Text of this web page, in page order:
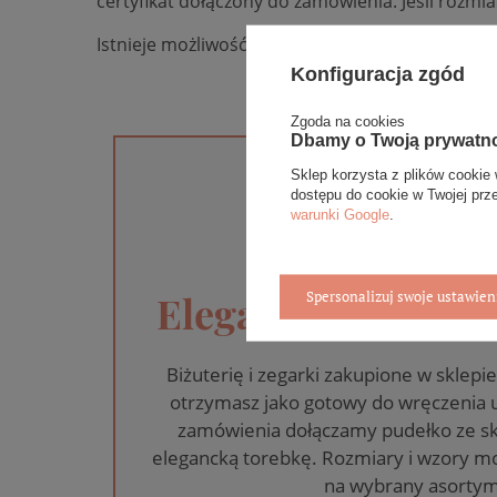
Istnieje możliwość wykonania pierścionka w
Eleganckie
Biżuterię i zegarki zakupione w
otrzymasz jako gotowy do wręczenia
zamówienia dołączamy pudełko ze
elegancką torebkę. Rozmiary i wzory
na wybrany
Konfiguracja zgód
Zgoda na cookies
Dbamy o Twoją
Sklep korzysta z plików cookie
dostępu do cookie w Twojej
warunki Google
Spersonalizuj swoje